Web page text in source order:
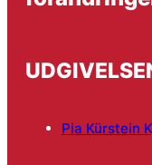
Pia Kürstein